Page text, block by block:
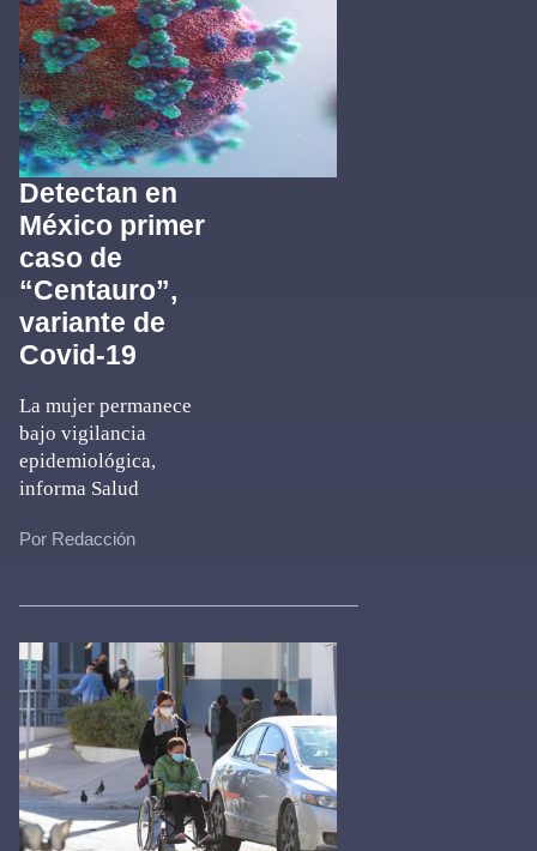
Detectan en
México primer
caso de
“Centauro”,
variante de
Covid-19
La mujer permanece
bajo vigilancia
epidemiológica,
informa Salud
Por Redacción